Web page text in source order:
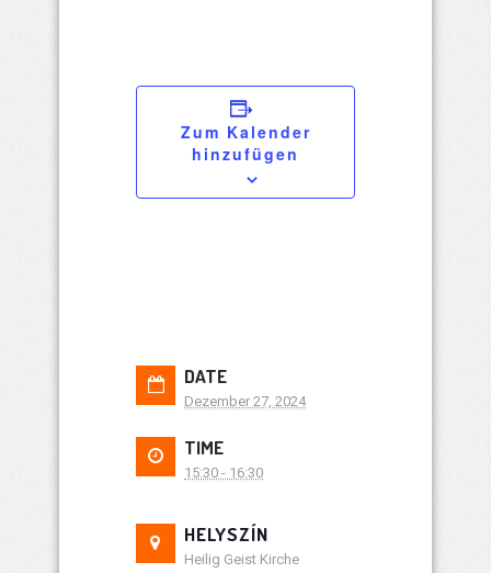
Zum Kalender
hinzufügen
DATE
Dezember 27, 2024
TIME
15:30 - 16:30
HELYSZÍN
Heilig Geist Kirche